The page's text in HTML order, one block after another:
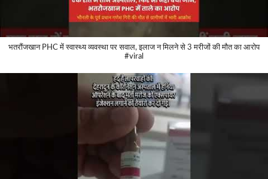
भतरौंजखान PHC में स्वास्थ्य व्यवस्था पर सवाल, इलाज न मिलने से 3 मरीजों की मौत का आरोप
#viral